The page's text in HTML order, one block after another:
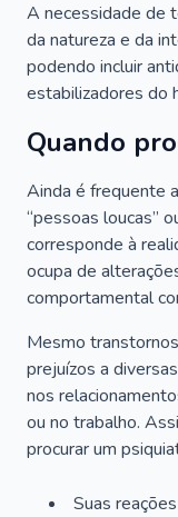
A necessidade de
da natureza e da
podendo incluir
estabilizadores do
Quando
Ainda é frequente
“pessoas loucas”
corresponde à
ocupa de
comportamental
Mesmo
prejuízos a
nos
ou no trabalho.
procurar um
Suas